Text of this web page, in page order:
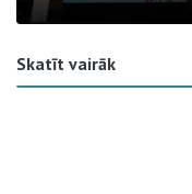
Skatīt vairāk